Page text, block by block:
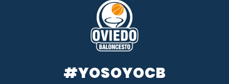
#YOSOYOCB